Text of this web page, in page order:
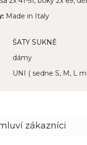
Made in Italy
ŠATY SUKNĚ
dámy
UNI ( sedne S, M, L